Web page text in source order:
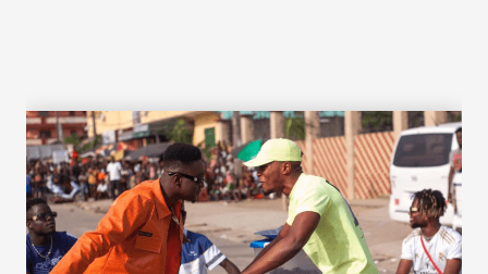
WANT MORE ?